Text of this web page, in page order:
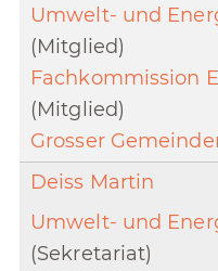
Umwelt- und
(Mitglied)
Fachkommission
(Mitglied)
Grosser
Deiss Martin
Umwelt- und
(Sekretariat)